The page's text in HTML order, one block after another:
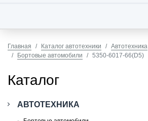
Главная Каталог автотехники
Автотехника
Бортовые автомобили
5350-6017-66(D5)
Каталог
АВТОТЕХНИКА